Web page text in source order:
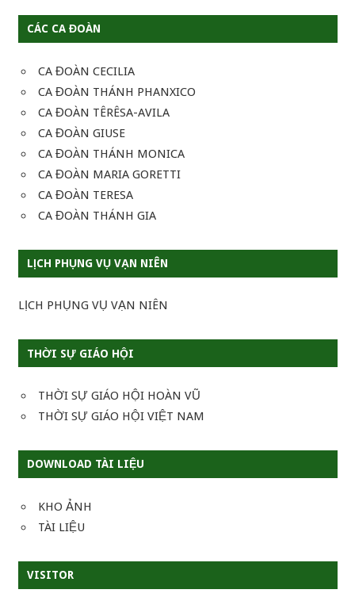
CÁC CA ĐOÀN
CA ĐOÀN CECILIA
CA ĐOÀN THÁNH PHANXICO
CA ĐOÀN TÊRÊSA-AVILA
CA ĐOÀN GIUSE
CA ĐOÀN THÁNH MONICA
CA ĐOÀN MARIA GORETTI
CA ĐOÀN TERESA
CA ĐOÀN THÁNH GIA
LỊCH PHỤNG VỤ VẠN NIÊN
LỊCH PHỤNG VỤ VẠN NIÊN
THỜI SỰ GIÁO HỘI
THỜI SỰ GIÁO HỘI HOÀN VŨ
THỜI SỰ GIÁO HỘI VIỆT NAM
DOWNLOAD TÀI LIỆU
KHO ẢNH
TÀI LIỆU
VISITOR